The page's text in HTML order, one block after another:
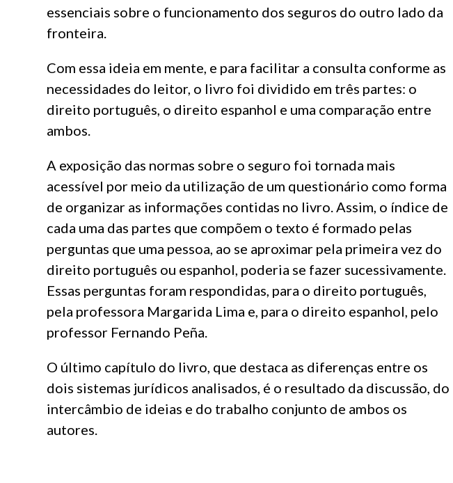
essenciais sobre o funcionamento dos seguros do outro lado da
fronteira.
Com essa ideia em mente, e para facilitar a consulta conforme as
necessidades do leitor, o livro foi dividido em três partes: o
direito português, o direito espanhol e uma comparação entre
ambos.
A exposição das normas sobre o seguro foi tornada mais
acessível por meio da utilização de um questionário como forma
de organizar as informações contidas no livro. Assim, o índice de
cada uma das partes que compõem o texto é formado pelas
perguntas que uma pessoa, ao se aproximar pela primeira vez do
direito português ou espanhol, poderia se fazer sucessivamente.
Essas perguntas foram respondidas, para o direito português,
pela professora Margarida Lima e, para o direito espanhol, pelo
professor Fernando Peña.
O último capítulo do livro, que destaca as diferenças entre os
dois sistemas jurídicos analisados, é o resultado da discussão, do
intercâmbio de ideias e do trabalho conjunto de ambos os
autores.